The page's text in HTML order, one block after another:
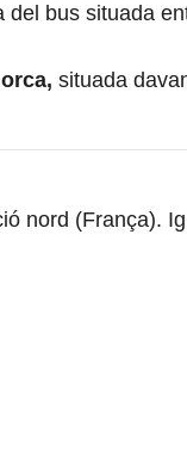
bus situada
situada
nord (França).